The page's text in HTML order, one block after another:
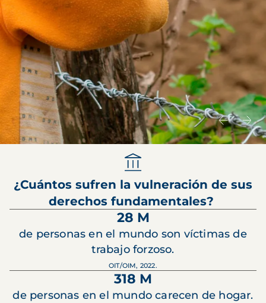
¿Cuántos sufren la vulneración de sus
derechos fundamentales?
28 M
de personas en el mundo son víctimas de
trabajo forzoso.
OIT/OIM, 2022.
318 M
de personas en el mundo carecen de hogar.